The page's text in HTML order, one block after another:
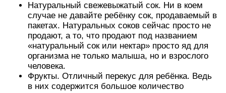
Натуральный свежевыжатый сок. Ни в коем
случае не давайте ребёнку сок, продаваемый в
пакетах. Натуральных соков сейчас просто не
продают, а то, что продают под названием
«натуральный сок или нектар» просто яд для
организма не только малыша, но и взрослого
человека.
Фрукты. Отличный перекус для ребёнка. Ведь
в них содержится большое количество